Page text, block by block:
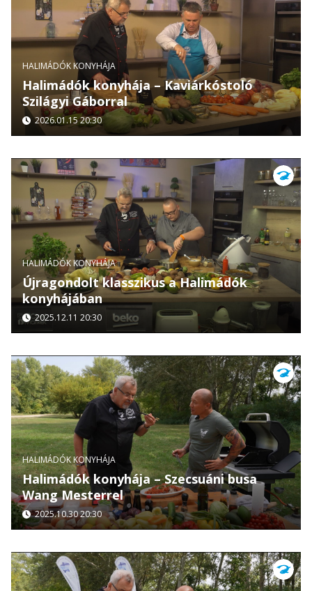
HALIMÁDÓK KONYHÁJA
Halimádók konyhája – Kaviárkóstoló
Szilágyi Gáborral
2026.01.15 20:30
HALIMÁDÓK KONYHÁJA
Újragondolt klasszikus a Halimádók
konyhájában
2025.12.11 20:30
HALIMÁDÓK KONYHÁJA
Halimádók konyhája – Szecsuáni busa
Wang Mesterrel
2025.10.30 20:30